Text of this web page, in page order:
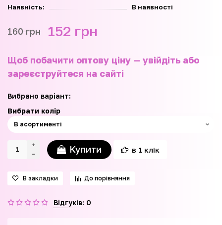
Наявність:
В наявності
160 грн 152 грн
Щоб побачити оптову ціну — увійдіть або
зареєструйтеся на сайті
Вибрано варіант:
Вибрати колір
Купити в 1 клік
В закладки До порівняння
Відгуків: 0